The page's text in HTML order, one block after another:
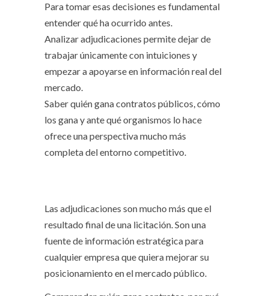
Para tomar esas decisiones es fundamental
entender qué ha ocurrido antes.
Analizar adjudicaciones permite dejar de
trabajar únicamente con intuiciones y
empezar a apoyarse en información real del
mercado.
Saber quién gana contratos públicos, cómo
los gana y ante qué organismos lo hace
ofrece una perspectiva mucho más
completa del entorno competitivo.
Las adjudicaciones son mucho más que el
resultado final de una licitación. Son una
fuente de información estratégica para
cualquier empresa que quiera mejorar su
posicionamiento en el mercado público.